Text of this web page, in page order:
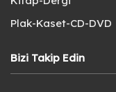
Plak-Kaset-CD-DVD
Bizi Takip Edin